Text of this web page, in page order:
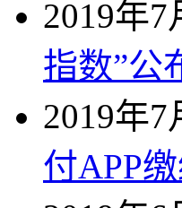
2019年7
指数”公
2019年7
付APP